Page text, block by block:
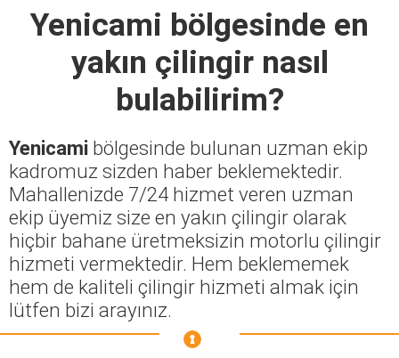
Yenicami bölgesinde en
yakın çilingir nasıl
bulabilirim?
Yenicami bölgesinde bulunan uzman ekip
kadromuz sizden haber beklemektedir.
Mahallenizde 7/24 hizmet veren uzman
ekip üyemiz size en yakın çilingir olarak
hiçbir bahane üretmeksizin motorlu çilingir
hizmeti vermektedir. Hem beklememek
hem de kaliteli çilingir hizmeti almak için
lütfen bizi arayınız.